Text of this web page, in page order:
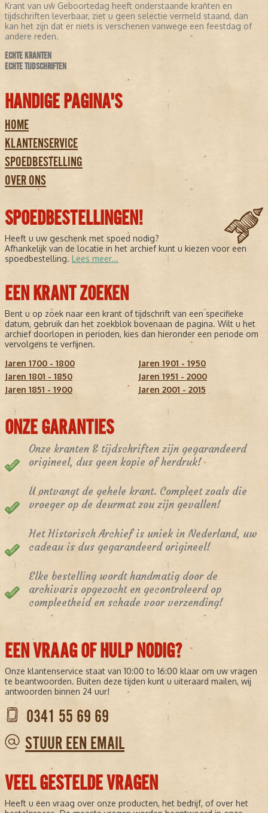
Krant van uw Geboortedag heeft onderstaande kranten en
tijdschriften leverbaar, ziet u geen selectie vermeld staand, dan
kan het zijn dat er niets is verschenen vanwege een feestdag of
andere reden.
ECHTE KRANTEN
ECHTE TIJDSCHRIFTEN
HANDIGE PAGINA'S
HOME
KLANTENSERVICE
SPOEDBESTELLING
OVER ONS
SPOEDBESTELLINGEN!
Heeft u uw geschenk met spoed nodig?
Afhankelijk van de locatie in het archief kunt u kiezen voor een
spoedbestelling. Lees meer...
EEN KRANT ZOEKEN
Bent u op zoek naar een krant of tijdschrift van een specifieke
datum, gebruik dan het zoekblok bovenaan de pagina. Wilt u het
archief doorlopen in perioden, kies dan hieronder een periode om
vervolgens te verfijnen.
Jaren 1700 - 1800
Jaren 1801 - 1850
Jaren 1851 - 1900
Jaren 1901 - 1950
Jaren 1951 - 2000
Jaren 2001 - 2015
ONZE GARANTIES
Onze kranten & tijdschriften zijn gegarandeerd
origineel, dus geen kopie of herdruk!
U ontvangt de gehele krant. Compleet zoals die
vroeger op de deurmat zou zijn gevallen!
Het Historisch Archief is uniek in Nederland, uw
cadeau is dus gegarandeerd origineel!
Elke bestelling wordt handmatig door de
archivaris opgezocht en gecontroleerd op
compleetheid en schade voor verzending!
EEN VRAAG OF HULP NODIG?
Onze klantenservice staat van 10:00 to 16:00 klaar om uw vragen
te beantwoorden. Buiten deze tijden kunt u uiteraard mailen, wij
antwoorden binnen 24 uur!
0341 55 69 69
STUUR EEN EMAIL
VEEL GESTELDE VRAGEN
Heeft u een vraag over onze producten, het bedrijf, of over het